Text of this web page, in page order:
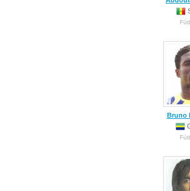
Bruno